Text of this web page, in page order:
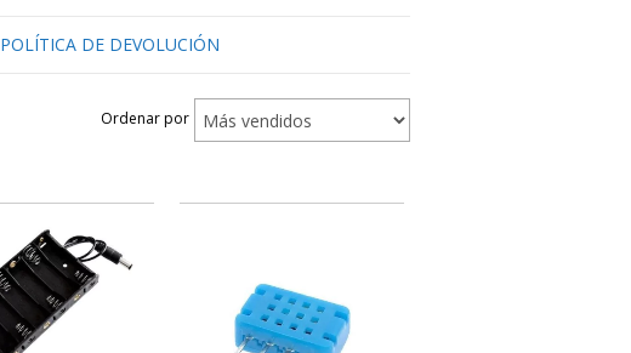
POLÍTICA DE DEVOLUCIÓN
Ordenar por